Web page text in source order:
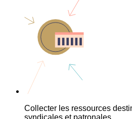
Collecter les ressources
syndicales et patronales